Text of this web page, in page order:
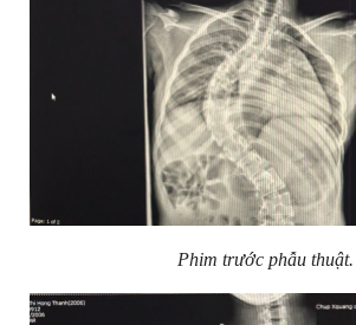
Phim trước phẫu thuật.